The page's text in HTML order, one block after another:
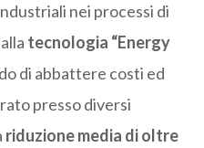
nei processi di
tecnologia “Energy
di abbattere costi ed
presso diversi
riduzione media di oltre